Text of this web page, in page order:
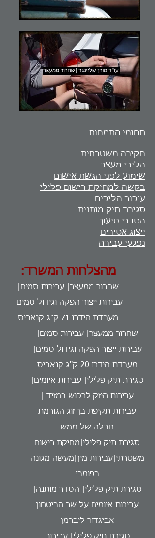
תחומי התמחות
חקירה משטרתית
הליכי מעצר
שימוע לפני הגשת אישום
בקשה למחיקת רישום פלילי
עיכוב הליכים
סגירת תיק מותנית
הסדרי טיעון
ייצוג אסירים
נפגעי עבירה
מהצלחות המשרד:
שחרור ממעצר| עבירות סמים|
עבירות ייצור הפקה וגידול סמים|
מעבדת הידרו 71 ק"ג קנאביס
שחרור ממעצר| עבירות סמים|
עבירות ייצור הפקה וגידול סמים|
מעבדת הידרו 20 ק"ג קנאביס
סגירת תיק פלילי| עבירות איומים|
עבירות היזק לרכוש במזיד |
עבירות תקיפת בן זוג הגורמת
חבלה של ממש
סגירת תיק פלילי|מחיקת רישום
משטרתי|עבירות מין|מעשה מגונה
בפומבי
סגירת תיק פלילי| הסדר מותנה|
עבירות איומים על שר הביטחון
אביגדור ליברמן